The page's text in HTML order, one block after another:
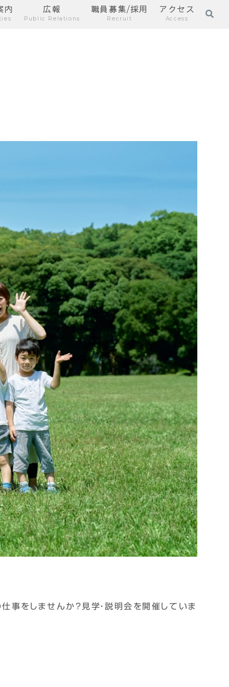
内 広報
Public Relations
職員募集/採用
Recruit
アクセス
Access
事をしませんか？見学・説明会を開催していま